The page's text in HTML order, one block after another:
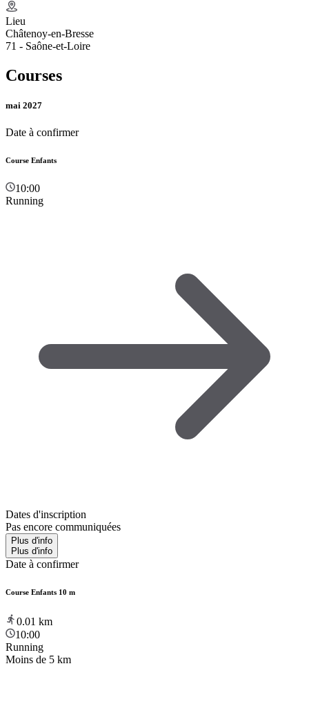
Lieu
Châtenoy-en-Bresse
71 - Saône-et-Loire
Courses
mai 2027
Date à confirmer
Course Enfants
10:00
Running
Dates d'inscription
Pas encore communiquées
Plus d'info
Plus d'info
Date à confirmer
Course Enfants 10 m
0.01 km
10:00
Running
Moins de 5 km